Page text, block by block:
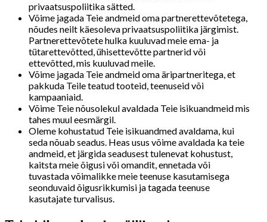
privaatsuspoliitika sätted.
Võime jagada Teie andmeid oma partnerettevõtetega,
nõudes neilt käesoleva privaatsuspoliitika järgimist.
Partnerettevõtete hulka kuuluvad meie ema- ja
tütarettevõtted, ühisettevõtte partnerid või
ettevõtted, mis kuuluvad meile.
Võime jagada Teie andmeid oma äripartneritega, et
pakkuda Teile teatud tooteid, teenuseid või
kampaaniaid.
Võime Teie nõusolekul avaldada Teie isikuandmeid mis
tahes muul eesmärgil.
Oleme kohustatud Teie isikuandmed avaldama, kui
seda nõuab seadus. Heas usus võime avaldada ka teie
andmeid, et järgida seadusest tulenevat kohustust,
kaitsta meie õigusi või omandit, ennetada või
tuvastada võimalikke meie teenuse kasutamisega
seonduvaid õigusrikkumisi ja tagada teenuse
kasutajate turvalisus.